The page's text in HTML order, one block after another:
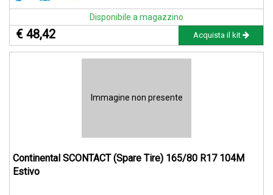
Disponibile a magazzino
€ 48,42 Acquista il kit
Immagine non presente
Continental SCONTACT (Spare Tire) 165/80 R17 104M
Estivo